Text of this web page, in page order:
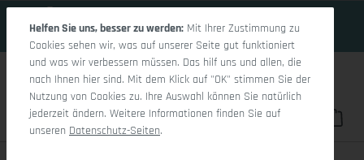
Du hast 0
Helfen Sie uns, besser zu werden: Mit Ihrer Zustimmung zu
Cookies sehen wir, was auf unserer Seite gut funktioniert
und was wir verbessern müssen. Das hilf uns und allen, die
nach Ihnen hier sind. Mit dem Klick auf "OK" stimmen Sie der
Nutzung von Cookies zu. Ihre Auswahl können Sie natürlich
jederzeit ändern. Weitere Informationen finden Sie auf
unseren Datenschutz-Seiten.